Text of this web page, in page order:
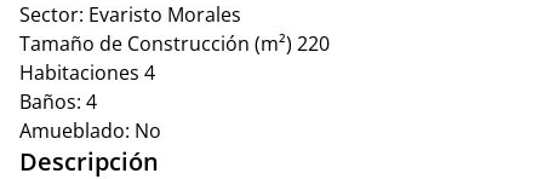
Sector: Evaristo Morales
Tamaño de Construcción (m²) 220
Habitaciones 4
Baños: 4
Amueblado: No
Descripción